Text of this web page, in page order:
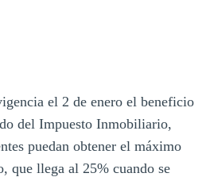
el 2 de enero el beneficio
del Impuesto Inmobiliario,
puedan obtener el máximo
que llega al 25% cuando se